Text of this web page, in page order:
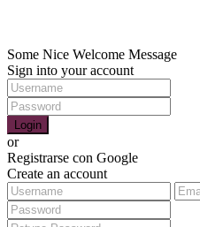
Some Nice Welcome Message
Sign into your account
Login
or
Registrarse con Google
Create an account